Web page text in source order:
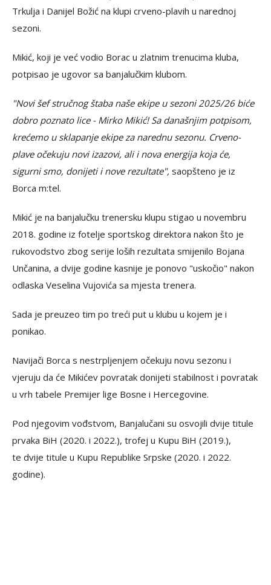
Trkulja i Danijel Božić na klupi crveno-plavih u narednoj
sezoni.
Mikić, koji je već vodio Borac u zlatnim trenucima kluba,
potpisao je ugovor sa banjalučkim klubom.
"Novi šef stručnog štaba naše ekipe u sezoni 2025/26 biće
dobro poznato lice - Mirko Mikić! Sa današnjim potpisom,
krećemo u sklapanje ekipe za narednu sezonu. Crveno-
plave očekuju novi izazovi, ali i nova energija koja će,
sigurni smo, donijeti i nove rezultate", saopšteno je iz
Borca m:tel.
Mikić je na banjalučku trenersku klupu stigao u novembru
2018. godine iz fotelje sportskog direktora nakon što je
rukovodstvo zbog serije loših rezultata smijenilo Bojana
Unčanina, a dvije godine kasnije je ponovo "uskočio" nakon
odlaska Veselina Vujovića sa mjesta trenera.
Sada je preuzeo tim po treći put u klubu u kojem je i
ponikao.
Navijači Borca s nestrpljenjem očekuju novu sezonu i
vjeruju da će Mikićev povratak donijeti stabilnost i povratak
u vrh tabele Premijer lige Bosne i Hercegovine.
Pod njegovim vođstvom, Banjalučani su osvojili dvije titule
prvaka BiH (2020. i 2022.), trofej u Kupu BiH (2019.),
te dvije titule u Kupu Republike Srpske (2020. i 2022.
godine).